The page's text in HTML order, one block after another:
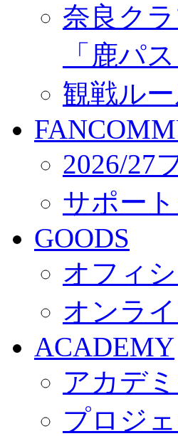
奈良ク
「鹿パス
観戦ル
2026/27
サポー
GOODS
オフィ
オンラ
ACADEMY
アカデ
プロジ